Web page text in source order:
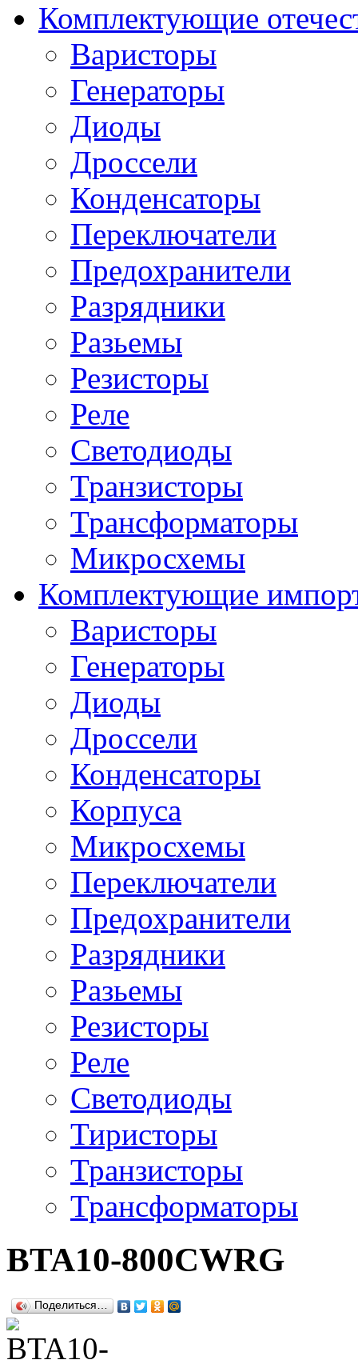
Комплектующие
Варисторы
Генераторы
Диоды
Дроссели
Конденсаторы
Переключатели
Предохранители
Разрядники
Разьемы
Резисторы
Реле
Светодиоды
Транзисторы
Трансформаторы
Микросхемы
Комплектующие
Варисторы
Генераторы
Диоды
Дроссели
Конденсаторы
Корпуса
Микросхемы
Переключатели
Предохранители
Разрядники
Разьемы
Резисторы
Реле
Светодиоды
Тиристоры
Транзисторы
Трансформаторы
BTA10-800CWRG
Поделиться…